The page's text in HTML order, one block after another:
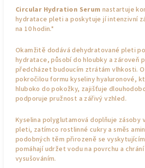
Circular Hydration Serum nastartuje
hydratace pleti a poskytuje jí intenzivní
na 10 hodin.*
Okamžitě dodává dehydratované pleti
hydratace, působí do hloubky a zároveň
předcházet budoucím ztrátám vlhkosti.
pokročilou formu kyseliny hyaluronové,
hluboko do pokožky, zajišťuje
podporuje pružnost a zářivý vzhled.
Kyselina polyglutamová doplňuje zásoby
pleti, zatímco rostlinné cukry a směs
podobných těm přirozeně se
pomáhají udržet vodu na povrchu a
vysušováním.